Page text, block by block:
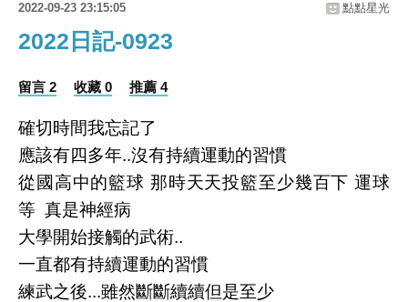
2022-09-23 23:15:05 點點星光
2022日記-0923
留言 2 收藏 0 推薦 4
確切時間我忘記了
應該有四多年..沒有持續運動的習慣
從國高中的籃球 那時天天投籃至少幾百下 運球
等 真是神經病
大學開始接觸的武術..
一直都有持續運動的習慣
練武之後...雖然斷斷續續但是至少